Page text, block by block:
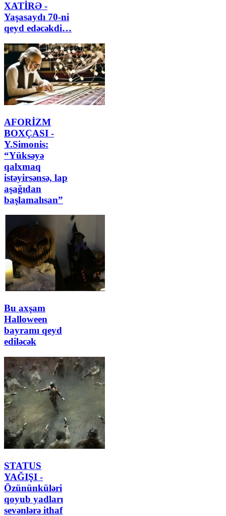
XATİRƏ -
Yaşasaydı 70-ni
qeyd edəcəkdi…
AFORİZM
BOXÇASI -
Y.Simonis:
“Yüksəyə
qalxmaq
istəyirsənsə, lap
aşağıdan
başlamalısan”
Bu axşam
Halloween
bayramı qeyd
ediləcək
STATUS
YAĞIŞI -
Özününküləri
qoyub yadları
sevənlərə ithaf